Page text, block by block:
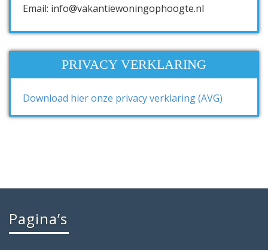
Email: info@vakantiewoningophoogte.nl
PRIVACY VERKLARING
Download hier onze privacy verklaring (AVG)
Pagina’s